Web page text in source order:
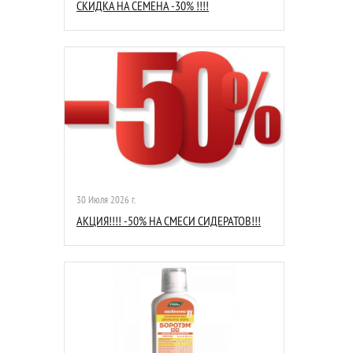
СКИДКА НА СЕМЕНА -30% !!!!
30 Июля 2026 г.
АКЦИЯ!!!! -50% НА СМЕСИ СИДЕРАТОВ!!!